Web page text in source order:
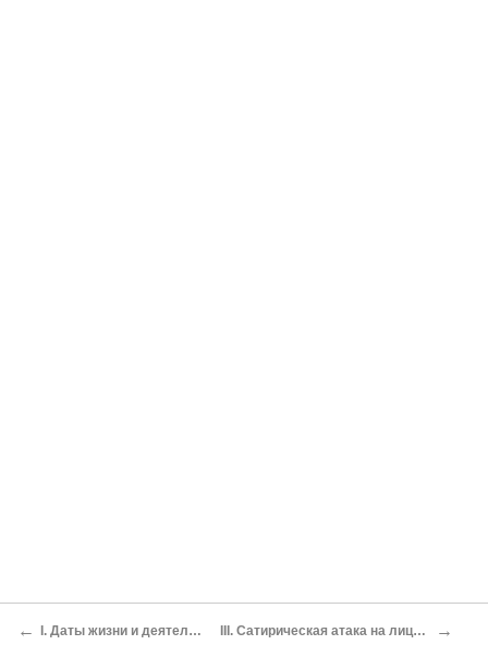
← I. Даты жизни и деятельности III. Сатирическая атака на лицемерие →